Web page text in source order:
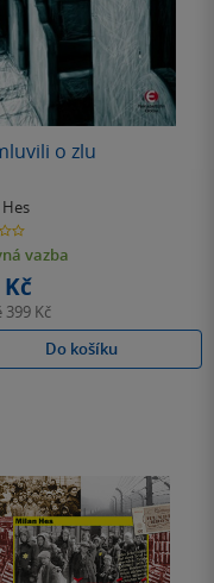
o zlu
vazba
399 Kč
Do košíku